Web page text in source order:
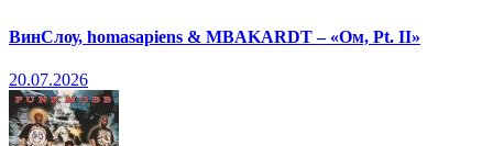
ВинСлоу, homasapiens & MBAKARDT – «Ом, Pt. II»
20.07.2026